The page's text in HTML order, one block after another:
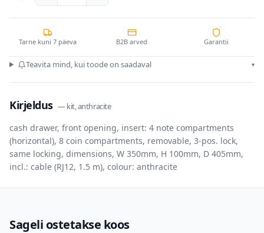
Tarne kuni 7 päeva B2B arved Garantii
Teavita mind, kui toode on saadaval ▾
Kirjeldus —kit, anthracite
cash drawer, front opening, insert: 4 note compartments
(horizontal), 8 coin compartments, removable, 3-pos. lock,
same locking, dimensions, W 350mm, H 100mm, D 405mm,
incl.: cable (RJ12, 1.5 m), colour: anthracite
Sageli ostetakse koos